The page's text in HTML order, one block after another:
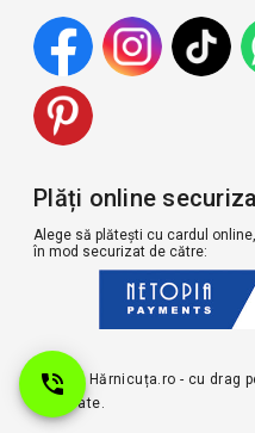
Plăți online
Alege să plătești cu cardul
în mod securizat de către:
© 2026 Hărnicuța.ro - cu drag
rezervate.